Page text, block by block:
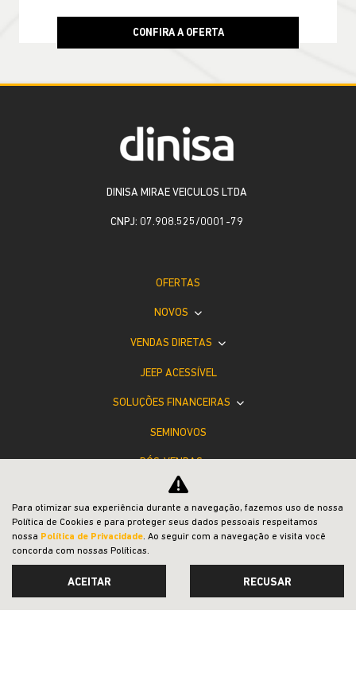
CONFIRA A OFERTA
DINISA MIRAE VEICULOS LTDA
CNPJ: 07.908.525/0001-79
OFERTAS
NOVOS
VENDAS DIRETAS
JEEP ACESSÍVEL
SOLUÇÕES FINANCEIRAS
SEMINOVOS
PÓS-VENDAS
INSTITUCIONAL
COMPARATIVO
Para otimizar sua experiência durante a navegação, fazemos uso de nossa
Política de Cookies e para proteger seus dados pessoais respeitamos
nossa Política de Privacidade. Ao seguir com a navegação e visita você
concorda com nossas Políticas.
ACEITAR RECUSAR